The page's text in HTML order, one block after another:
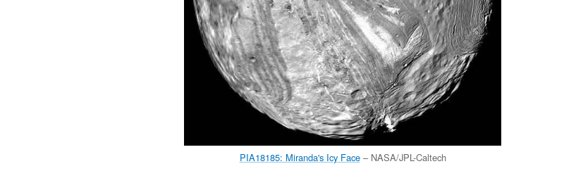
PIA18185: Miranda's Icy Face– NASA/JPL-Caltech